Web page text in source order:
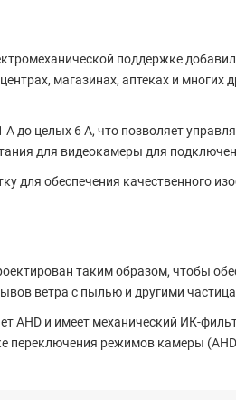
поддержке
магазинах, аптеках и
А до целых 6 А, что позволяет
для видеокамеры для
для обеспечения качественного
таким образом, чтобы
ветра с пылью и другими
AHD и имеет механический ИК-
переключения режимов камеры